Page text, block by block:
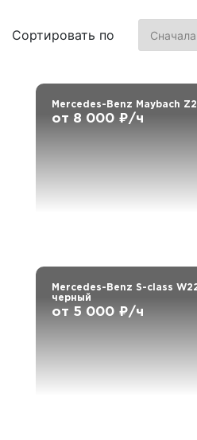
Сортировать по
Mercedes-Benz Maybach
от 8 000 ₽/ч
Mercedes-Benz S-class
черный
от 5 000 ₽/ч